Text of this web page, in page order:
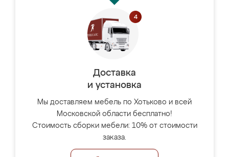
Доставка
и установка
Мы доставляем мебель по Хотьково и всей
Московской области бесплатно!
Стоимость сборки мебели: 10% от стоимости
заказа.